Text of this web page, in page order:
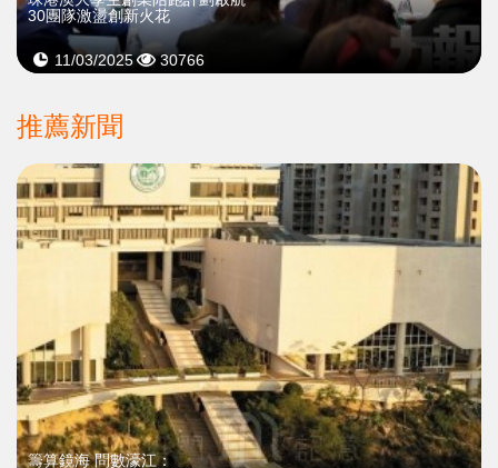
30團隊激盪創新火花
11/03/2025 30766
推薦新聞
籌算鏡海 問數濠江：